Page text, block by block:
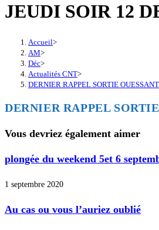
JEUDI SOIR 12
Accueil>
AM>
Déc>
Actualités CNT>
DERNIER RAPPEL SORTIE
DERNIER RAPPEL
Vous devriez également aimer
plongée du weekend 5et 6
1 septembre 2020
Au cas ou vous l’auriez oublié